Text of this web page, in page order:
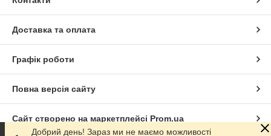
Доставка та оплата
Графік роботи
Повна версія сайту
Сайт створено на маркетплейсі Prom.ua
Добрий день! Зараз ми не маємо можливості